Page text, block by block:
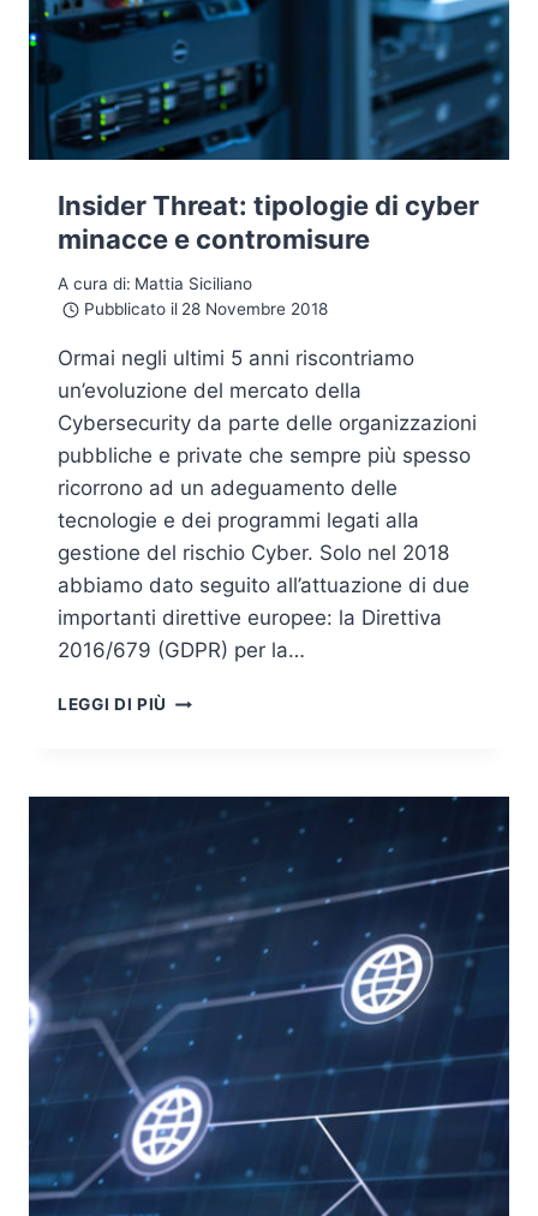
Insider Threat: tipologie di cyber
minacce e contromisure
A cura di: Mattia Siciliano
Pubblicato il 28 Novembre 2018
Ormai negli ultimi 5 anni riscontriamo
un’evoluzione del mercato della
Cybersecurity da parte delle organizzazioni
pubbliche e private che sempre più spesso
ricorrono ad un adeguamento delle
tecnologie e dei programmi legati alla
gestione del rischio Cyber. Solo nel 2018
abbiamo dato seguito all’attuazione di due
importanti direttive europee: la Direttiva
2016/679 (GDPR) per la…
LEGGI DI PIÙ INSIDER
CYBER
CONTROMISURE